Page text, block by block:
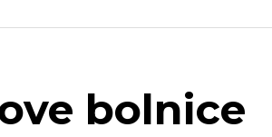
bolnice